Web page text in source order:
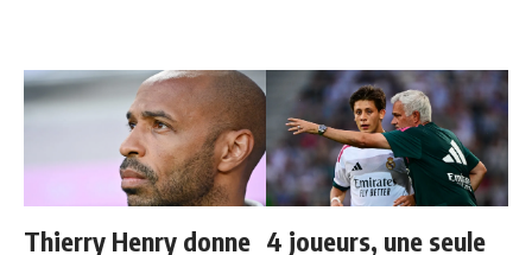
Thierry Henry donne 4 joueurs, une seule